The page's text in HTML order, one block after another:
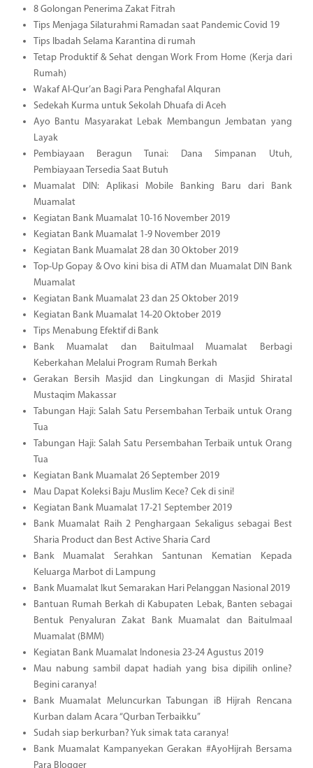
8 Golongan Penerima Zakat Fitrah
Tips Menjaga Silaturahmi Ramadan saat Pandemic Covid 19
Tips Ibadah Selama Karantina di rumah
Tetap Produktif & Sehat dengan Work From Home (Kerja dari
Rumah)
Wakaf Al-Qur’an Bagi Para Penghafal Alquran
Sedekah Kurma untuk Sekolah Dhuafa di Aceh
Ayo Bantu Masyarakat Lebak Membangun Jembatan yang
Layak
Pembiayaan Beragun Tunai: Dana Simpanan Utuh,
Pembiayaan Tersedia Saat Butuh
Muamalat DIN: Aplikasi Mobile Banking Baru dari Bank
Muamalat
Kegiatan Bank Muamalat 10-16 November 2019
Kegiatan Bank Muamalat 1-9 November 2019
Kegiatan Bank Muamalat 28 dan 30 Oktober 2019
Top-Up Gopay & Ovo kini bisa di ATM dan Muamalat DIN Bank
Muamalat
Kegiatan Bank Muamalat 23 dan 25 Oktober 2019
Kegiatan Bank Muamalat 14-20 Oktober 2019
Tips Menabung Efektif di Bank
Bank Muamalat dan Baitulmaal Muamalat Berbagi
Keberkahan Melalui Program Rumah Berkah
Gerakan Bersih Masjid dan Lingkungan di Masjid Shiratal
Mustaqim Makassar
Tabungan Haji: Salah Satu Persembahan Terbaik untuk Orang
Tua
Tabungan Haji: Salah Satu Persembahan Terbaik untuk Orang
Tua
Kegiatan Bank Muamalat 26 September 2019
Mau Dapat Koleksi Baju Muslim Kece? Cek di sini!
Kegiatan Bank Muamalat 17-21 September 2019
Bank Muamalat Raih 2 Penghargaan Sekaligus sebagai Best
Sharia Product dan Best Active Sharia Card
Bank Muamalat Serahkan Santunan Kematian Kepada
Keluarga Marbot di Lampung
Bank Muamalat Ikut Semarakan Hari Pelanggan Nasional 2019
Bantuan Rumah Berkah di Kabupaten Lebak, Banten sebagai
Bentuk Penyaluran Zakat Bank Muamalat dan Baitulmaal
Muamalat (BMM)
Kegiatan Bank Muamalat Indonesia 23-24 Agustus 2019
Mau nabung sambil dapat hadiah yang bisa dipilih online?
Begini caranya!
Bank Muamalat Meluncurkan Tabungan iB Hijrah Rencana
Kurban dalam Acara “Qurban Terbaikku”
Sudah siap berkurban? Yuk simak tata caranya!
Bank Muamalat Kampanyekan Gerakan #AyoHijrah Bersama
Para Blogger